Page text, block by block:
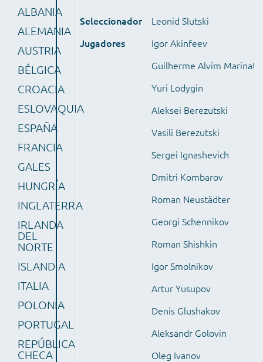
ALBANIA
ALEMANIA
AUSTRIA
BÉLGICA
CROACIA
ESLOVAQUIA
ESPAÑA
FRANCIA
GALES
HUNGRÍA
INGLATERRA
IRLANDA
DEL
NORTE
ISLANDIA
ITALIA
POLONIA
PORTUGAL
REPÚBLICA
CHECA
Seleccionador
Leonid Slutski
Jugadores
Igor Akinfeev
Guilherme Alvim Marinato
Yuri Lodygin
Aleksei Berezutski
Vasili Berezutski
Sergei Ignashevich
Dmitri Kombarov
Roman Neustädter
Georgi Schennikov
Roman Shishkin
Igor Smolnikov
Artur Yusupov
Denis Glushakov
Aleksandr Golovin
Oleg Ivanov